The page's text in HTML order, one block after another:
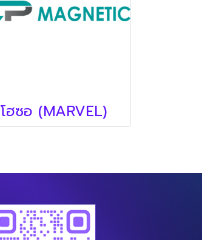
โฮซอ (MARVEL)